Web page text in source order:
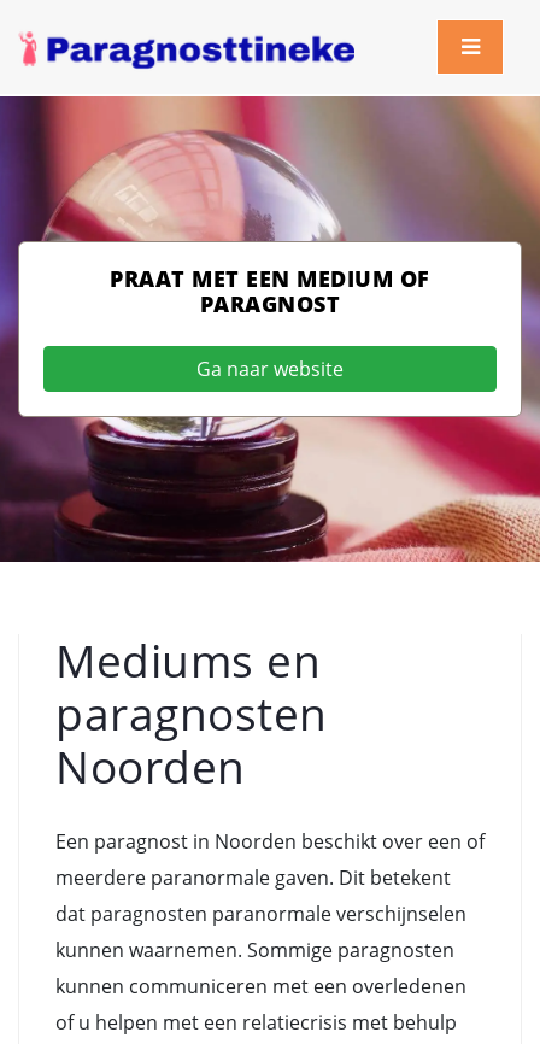
PRAAT MET EEN MEDIUM OF
PARAGNOST
Ga naar website
Mediums en
paragnosten
Noorden
Een paragnost in Noorden beschikt over een of
meerdere paranormale gaven. Dit betekent
dat paragnosten paranormale verschijnselen
kunnen waarnemen. Sommige paragnosten
kunnen communiceren met een overledenen
of u helpen met een relatiecrisis met behulp